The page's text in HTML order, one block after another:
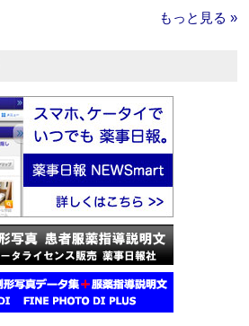
もっと見る »